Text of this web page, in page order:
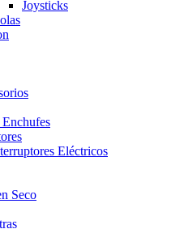
Joysticks
Eléctricos
Seco